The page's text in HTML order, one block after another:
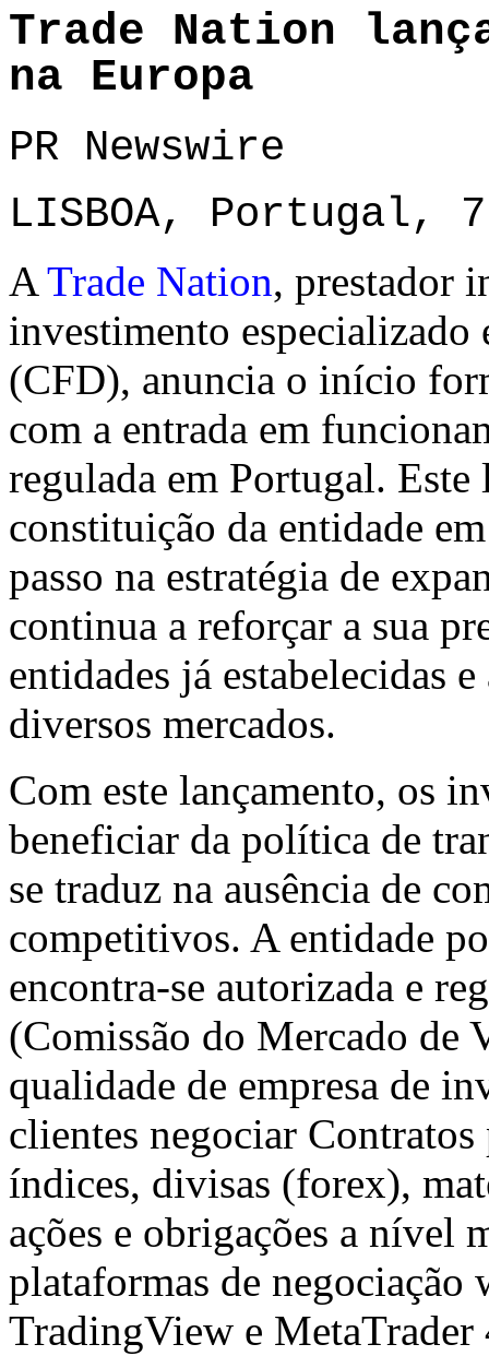
Trade Nation
na Europa
PR Newswire
LISBOA, Portugal,
ATrade Nation, prestador
investimento
(CFD), anuncia o início
com a entrada em
regulada em Portugal. Este
constituição da entidade
passo na estratégia de
continua a reforçar a sua
entidades já estabelecidas
diversos mercados.
Com este lançamento, os
beneficiar da política de
se traduz na ausência de
competitivos. A entidade
encontra-se autorizada e
(Comissão do Mercado de
qualidade de empresa de
clientes negociar
índices, divisas (forex),
ações e obrigações a nível
plataformas de negociação
TradingView e